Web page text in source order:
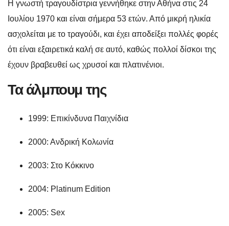
Η γνωστή τραγουδίστρια γεννήθηκε στην Αθήνα στις 24
Ιουλίου 1970 και είναι σήμερα 53 ετών. Από μικρή ηλικία
ασχολείται με το τραγούδι, και έχει αποδείξει πολλές φορές
ότι είναι εξαιρετικά καλή σε αυτό, καθώς πολλοί δίσκοι της
έχουν βραβευθεί ως χρυσοί και πλατινένιοι.
Τα άλμπουμ της
1999: Επικίνδυνα Παιχνίδια
2000: Ανδρική Κολωνία
2003: Στο Κόκκινο
2004: Platinum Edition
2005: Sex